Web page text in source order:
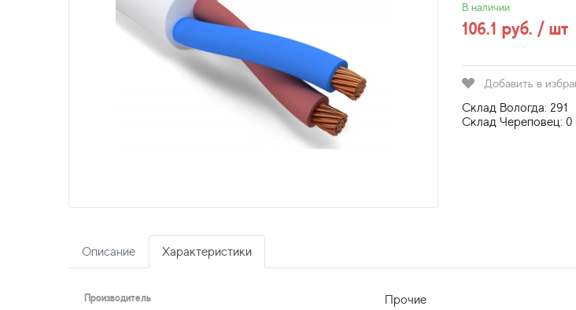
В наличии
106.1 руб. / шт
Добавить в
Склад Вологда: 291
Склад Череповец: 0
Описание Характеристики
Производитель Прочие